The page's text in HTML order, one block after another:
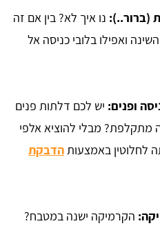
(ברור..): נו איך לא? בין אם זה
ואפילו בלובי כניסה אל
ופנים: יש לכם דלתות פנים
מתקלפת? מבלי להוציא אלפי
לחלוטין באמצעותהדבקת
הקרמיקה ישנה במטבח?